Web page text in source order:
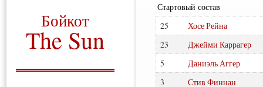
Бойкот
The Sun
Стартовый состав
25
Хосе Рейна
23
Джейми Каррагер
5
Даниэль Аггер
3
Стив Финнан